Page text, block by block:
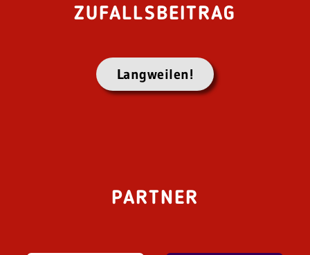
ZUFALLSBEITRAG
Langweilen!
PARTNER